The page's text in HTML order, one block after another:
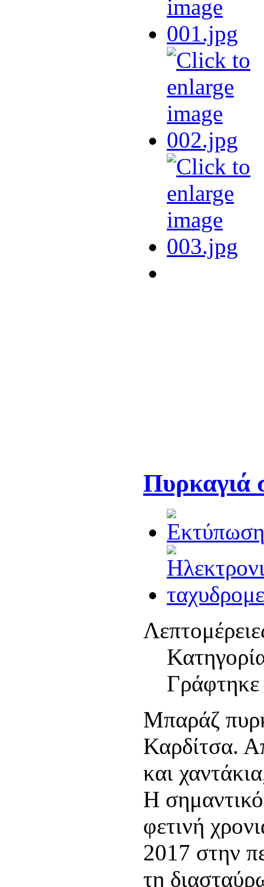
Πυρκαγιά
Μπαράζ
Καρδίτσα.
και
Η
φετινή
2017 στην
τη